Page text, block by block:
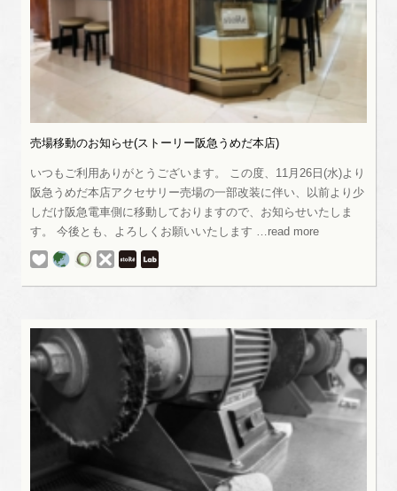
売場移動のお知らせ(ストーリー阪急うめだ本店)
いつもご利用ありがとうございます。 この度、11月26日(水)より
阪急うめだ本店アクセサリー売場の一部改装に伴い、以前より少
しだけ阪急電車側に移動しておりますので、お知らせいたしま
す。 今後とも、よろしくお願いいたします …read more